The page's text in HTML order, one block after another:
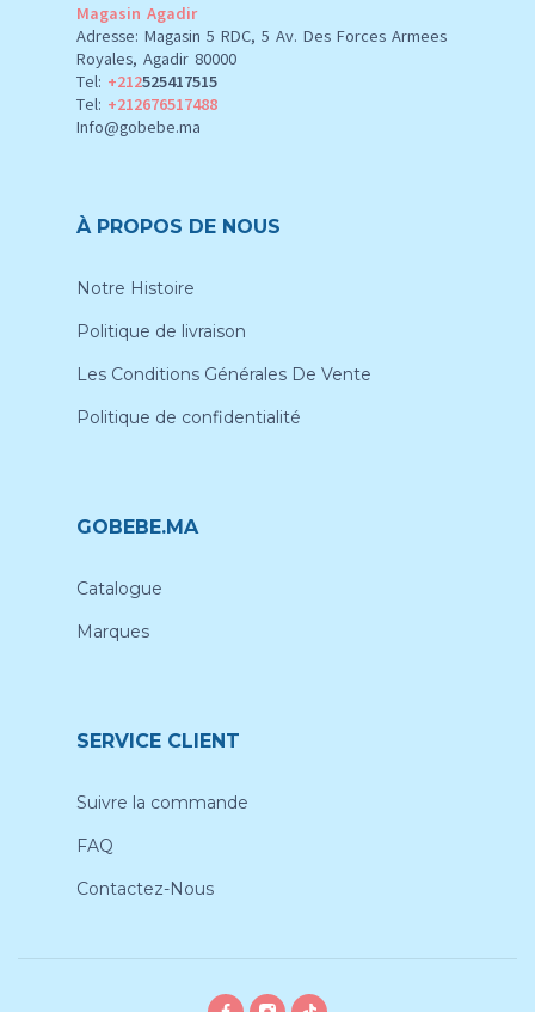
Magasin Agadir
Adresse: Magasin 5 RDC, 5 Av. Des Forces Armees
Royales, Agadir 80000
Tel: +212525417515
Tel: +212676517488
Info@gobebe.ma
À PROPOS DE NOUS
Notre Histoire
Politique de livraison
Les Conditions Générales De Vente
Politique de confidentialité
GOBEBE.MA
Catalogue
Marques
SERVICE CLIENT
Suivre la commande
FAQ
Contactez-Nous